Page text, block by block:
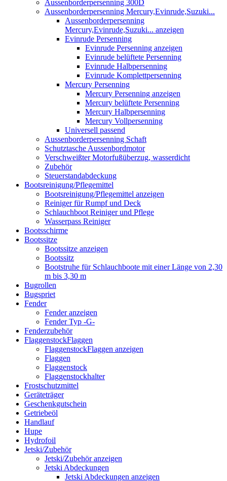
Aussenborderpersenning 300D
Aussenborderpersenning Mercury,Evinrude,Suzuki...
Aussenborderpersenning
Mercury,Evinrude,Suzuki... anzeigen
Evinrude Persenning
Evinrude Persenning anzeigen
Evinrude belüftete Persenning
Evinrude Halbpersenning
Evinrude Komplettpersenning
Mercury Persenning
Mercury Persenning anzeigen
Mercury belüftete Persenning
Mercury Halbpersenning
Mercury Vollpersenning
Universell passend
Aussenborderpersenning Schaft
Schutztasche Aussenbordmotor
Verschweißter Motorfußüberzug, wasserdicht
Zubehör
Steuerstandabdeckung
Bootsreinigung/Pflegemittel
Bootsreinigung/Pflegemittel anzeigen
Reiniger für Rumpf und Deck
Schlauchboot Reiniger und Pflege
Wasserpass Reiniger
Bootsschirme
Bootssitze
Bootssitze anzeigen
Bootssitz
Bootstruhe für Schlauchboote mit einer Länge von 2,30
m bis 3,30 m
Bugrollen
Bugspriet
Fender
Fender anzeigen
Fender Typ -G-
Fenderzubehör
FlaggenstockFlaggen
FlaggenstockFlaggen anzeigen
Flaggen
Flaggenstock
Flaggenstockhalter
Frostschutzmittel
Geräteträger
Geschenkgutschein
Getriebeöl
Handlauf
Hupe
Hydrofoil
Jetski/Zubehör
Jetski/Zubehör anzeigen
Jetski Abdeckungen
Jetski Abdeckungen anzeigen